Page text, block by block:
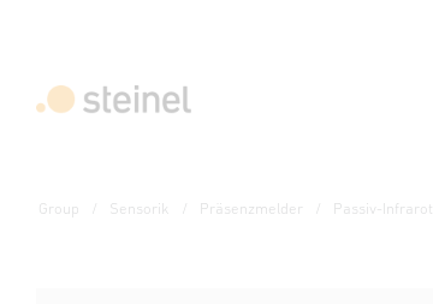
Group Sensorik Präsenzmelder Passiv-Infrarot